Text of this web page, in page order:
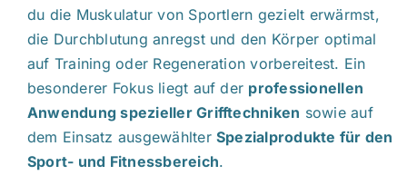
du die Muskulatur von Sportlern gezielt erwärmst,
die Durchblutung anregst und den Körper optimal
auf Training oder Regeneration vorbereitest. Ein
besonderer Fokus liegt auf der professionellen
Anwendung spezieller Grifftechniken sowie auf
dem Einsatz ausgewählterSpezialprodukte für den
Sport- und Fitnessbereich.